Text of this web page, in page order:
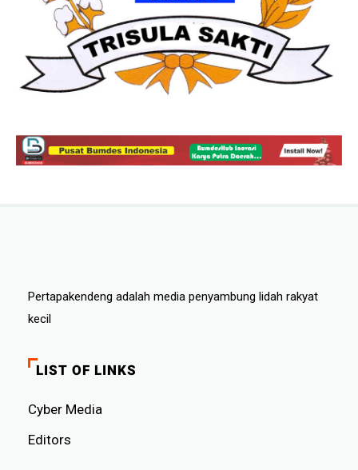
Pertapakendeng adalah media penyambung lidah rakyat
kecil
LIST OF LINKS
Cyber ​​Media
Editors